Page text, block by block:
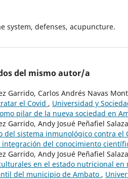
system, defenses, acupuncture.
del mismo autor/a
Garrido, Carlos Andrés Navas
el Covid , Universidad y
pilar de la nueva sociedad en
Garrido, Andy Josué Peñafiel
del sistema inmunológico contra el
integración del conocimiento
Garrido, Andy Josué Peñafiel
en el estado nutricional
del municipio de Ambato ,